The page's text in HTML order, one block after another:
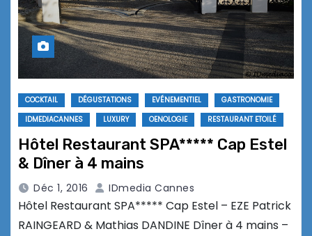
COCKTAIL DÉGUSTATIONS EVÉNEMENTIEL
GASTRONOMIE
IDMEDIACANNES
LUXURY OENOLOGIE RESTAURANT ETOILÉ
Hôtel Restaurant SPA***** Cap Estel
& Dîner à 4 mains
Déc 1, 2016 IDmedia Cannes
Hôtel Restaurant SPA***** Cap Estel – EZE Patrick
RAINGEARD & Mathias DANDINE Dîner à 4 mains –